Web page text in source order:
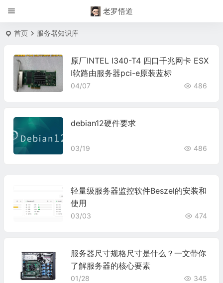
老罗悟道
首页 服务器知识库
原厂INTEL I340-T4 四口千兆网卡 ESX
I软路由服务器pci-e原装蓝标
04/07 486
debian12硬件要求
03/19 486
轻量级服务器监控软件Beszel的安装和
使用
03/03 474
服务器尺寸规格尺寸是什么？一文带你
了解服务器的核心要素
01/28 345